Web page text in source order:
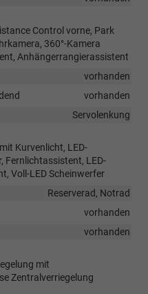
Control vorne, Park
360°-Kamera
Anhängerrangierassistent
vorhanden
vorhanden
Servolenkung
Kurvenlicht, LED-
Fernlichtassistent, LED-
Voll-LED Scheinwerfer
Reserverad, Notrad
vorhanden
vorhanden
mit
Zentralverriegelung